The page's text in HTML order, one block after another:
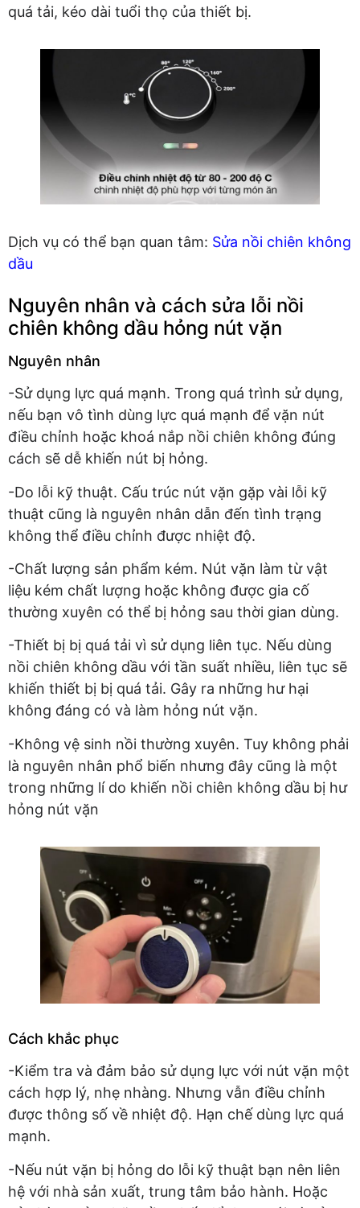
quá tải, kéo dài tuổi thọ của thiết bị.
Dịch vụ có thể bạn quan tâm: Sửa nồi chiên không
dầu
Nguyên nhân và cách sửa lỗi nồi
chiên không dầu hỏng nút vặn
Nguyên nhân
-Sử dụng lực quá mạnh. Trong quá trình sử dụng,
nếu bạn vô tình dùng lực quá mạnh để vặn nút
điều chỉnh hoặc khoá nắp nồi chiên không đúng
cách sẽ dễ khiến nút bị hỏng.
-Do lỗi kỹ thuật. Cấu trúc nút vặn gặp vài lỗi kỹ
thuật cũng là nguyên nhân dẫn đến tình trạng
không thể điều chỉnh được nhiệt độ.
-Chất lượng sản phẩm kém. Nút vặn làm từ vật
liệu kém chất lượng hoặc không được gia cố
thường xuyên có thể bị hỏng sau thời gian dùng.
-Thiết bị bị quá tải vì sử dụng liên tục. Nếu dùng
nồi chiên không dầu với tần suất nhiều, liên tục sẽ
khiến thiết bị bị quá tải. Gây ra những hư hại
không đáng có và làm hỏng nút vặn.
-Không vệ sinh nồi thường xuyên. Tuy không phải
là nguyên nhân phổ biến nhưng đây cũng là một
trong những lí do khiến nồi chiên không dầu bị hư
hỏng nút vặn
Cách khắc phục
-Kiểm tra và đảm bảo sử dụng lực với nút vặn một
cách hợp lý, nhẹ nhàng. Nhưng vẫn điều chỉnh
được thông số về nhiệt độ. Hạn chế dùng lực quá
mạnh.
-Nếu nút vặn bị hỏng do lỗi kỹ thuật bạn nên liên
hệ với nhà sản xuất, trung tâm bảo hành. Hoặc